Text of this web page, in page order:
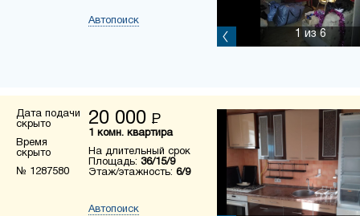
Автопоиск
1 из 6
Дата подачи
скрыто
Время
скрыто
№ 1287580
20 000 Р
1 комн. квартира
На длительный срок
Площадь: 36/15/9
Этаж/этажность: 6/9
Автопоиск